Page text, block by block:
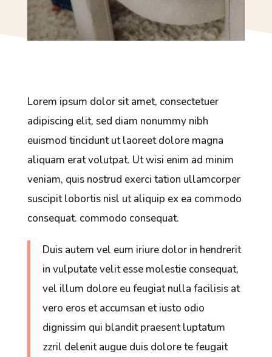
Lorem ipsum dolor sit amet, consectetuer
adipiscing elit, sed diam nonummy nibh
euismod tincidunt ut laoreet dolore magna
aliquam erat volutpat. Ut wisi enim ad minim
veniam, quis nostrud exerci tation ullamcorper
suscipit lobortis nisl ut aliquip ex ea commodo
consequat. commodo consequat.
Duis autem vel eum iriure dolor in hendrerit
in vulputate velit esse molestie consequat,
vel illum dolore eu feugiat nulla facilisis at
vero eros et accumsan et iusto odio
dignissim qui blandit praesent luptatum
zzril delenit augue duis dolore te feugait